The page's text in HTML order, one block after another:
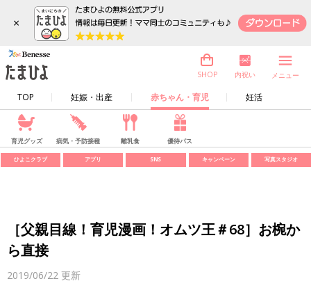
×
TOP 妊娠・出産 赤ちゃん・育児 妊活
SHOP 内祝い メニュー
育児グッズ 病気・予防接種 離乳食 優待パス
ひよこクラブ アプリ SNS キャンペーン 写真スタジオ
［父親目線！育児漫画！オムツ王＃68］お椀か
ら直接
2019/06/22 更新